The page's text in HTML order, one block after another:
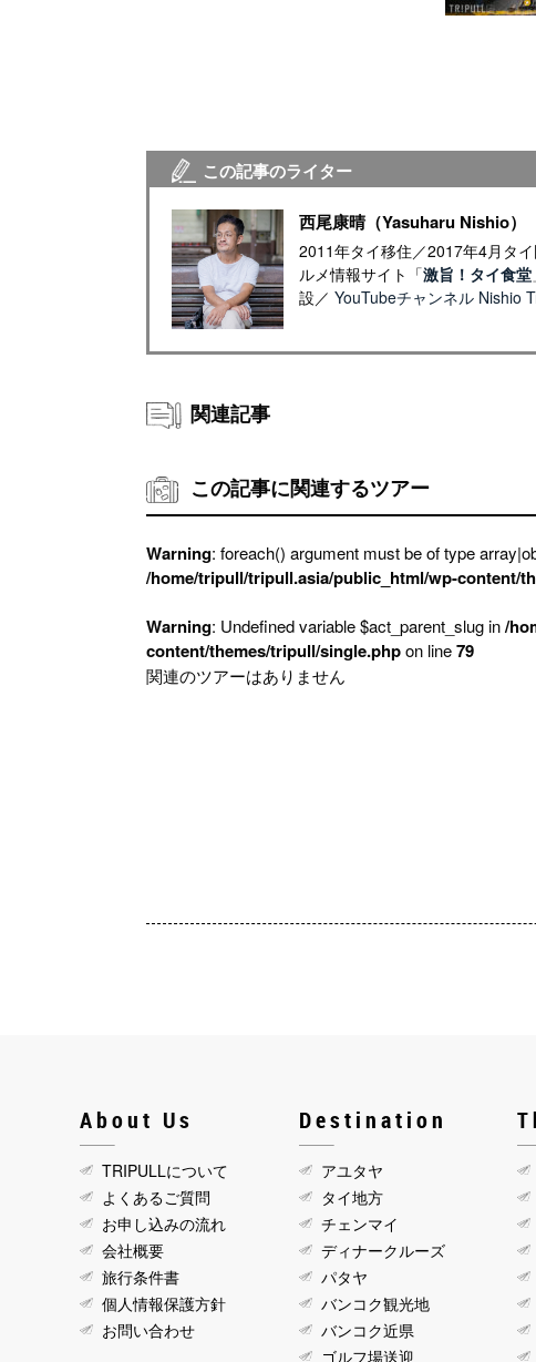
この記事のライター
西尾康晴（Yasuharu Nishio）
2011年タイ移住／2017年4月タ
ルメ情報サイト「激旨！タイ食堂
設／ YouTubeチャンネル Nishio
関連記事
この記事に関連するツアー
Warning: foreach() argument must be of type
/home/tripull/tripull.asia/public_html/wp-content/
Warning: Undefined variable $act_parent_slug in/
content/themes/tripull/single.phpon line79
関連のツアーはありません
About Us
TRIPULLについて
よくあるご質問
お申し込みの流れ
会社概要
旅行条件書
個人情報保護方針
お問い合わせ
Destination
アユタヤ
タイ地方
チェンマイ
ディナークルーズ
パタヤ
バンコク観光地
バンコク近県
ゴルフ場送迎